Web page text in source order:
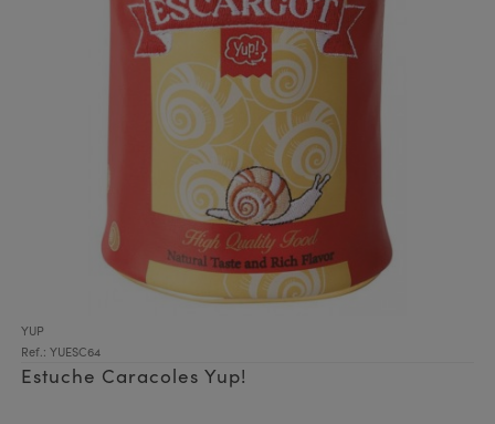
YUP
Ref.: YUESC64
Estuche Caracoles Yup!